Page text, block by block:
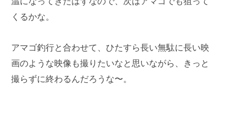
くるかな。
アマゴ釣行と合わせて、ひたすら長い無駄に長い映
画のような映像も撮りたいなと思いながら、きっと
撮らずに終わるんだろうな〜。